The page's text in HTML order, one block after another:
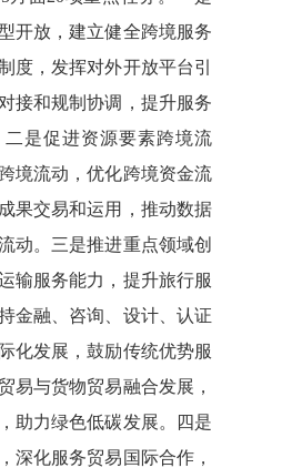
开放，建立健全跨境服务
度，发挥对外开放平台引
接和规制协调，提升服务
是促进资源要素跨境流
境流动，优化跨境资金流
果交易和运用，推动数据
动。三是推进重点领域创
输服务能力，提升旅行服
金融、咨询、设计、认证
化发展，鼓励传统优势服
易与货物贸易融合发展，
助力绿色低碳发展。四是
深化服务贸易国际合作，